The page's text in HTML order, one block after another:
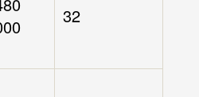
32